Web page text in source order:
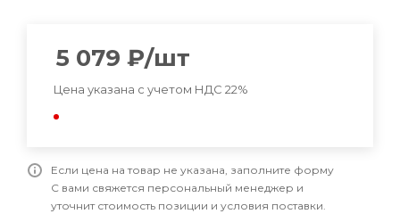
5 079 ₽/шт
Цена указана с учетом НДС 22%
Если цена на товар не указана, заполните форму
С вами свяжется персональный менеджер и
уточнит стоимость позиции и условия поставки.